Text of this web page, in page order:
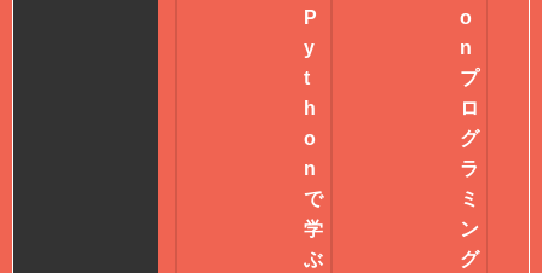
P
y
t
h
o
n
で
学
ぶ
o
n
プ
ロ
グ
ラ
ミ
ン
グ